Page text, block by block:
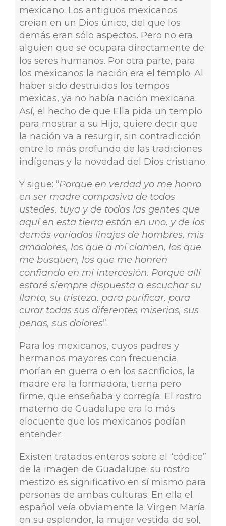
mexicano. Los antiguos mexicanos
creían en un Dios único, del que los
demás eran sólo aspectos. Pero no era
alguien que se ocupara directamente de
los seres humanos. Por otra parte, para
los mexicanos la nación era el templo. Al
haber sido destruidos los tempos
mexicas, ya no había nación mexicana.
Así, el hecho de que Ella pida un templo
para mostrar a su Hijo, quiere decir que
la nación va a resurgir, sin contradicción
entre lo más profundo de las tradiciones
indígenas y la novedad del Dios cristiano.
Y sigue: “Porque en verdad yo me honro
en ser madre compasiva de todos
ustedes, tuya y de todas las gentes que
aquí en esta tierra están en uno, y de los
demás variados linajes de hombres, mis
amadores, los que a mí clamen, los que
me busquen, los que me honren
confiando en mi intercesión. Porque allí
estaré siempre dispuesta a escuchar su
llanto, su tristeza, para purificar, para
curar todas sus diferentes miserias, sus
penas, sus dolores”.
Para los mexicanos, cuyos padres y
hermanos mayores con frecuencia
morían en guerra o en los sacrificios, la
madre era la formadora, tierna pero
firme, que enseñaba y corregía. El rostro
materno de Guadalupe era lo más
elocuente que los mexicanos podían
entender.
Existen tratados enteros sobre el “códice”
de la imagen de Guadalupe: su rostro
mestizo es significativo en sí mismo para
personas de ambas culturas. En ella el
español veía obviamente la Virgen María
en su esplendor, la mujer vestida de sol,